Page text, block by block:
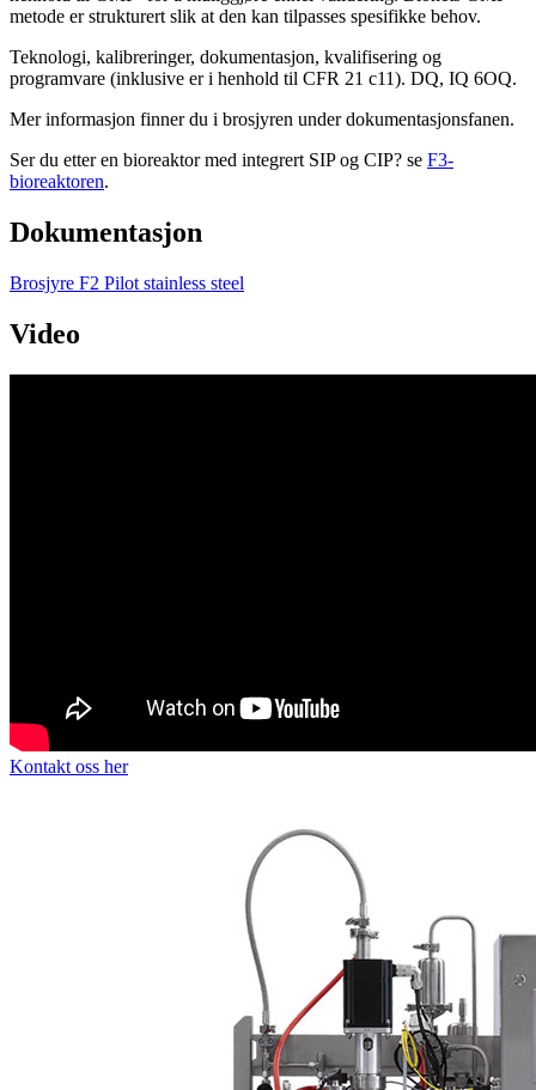
metode er strukturert slik at den kan tilpasses spesifikke behov.
Teknologi, kalibreringer, dokumentasjon, kvalifisering og
programvare (inklusive er i henhold til CFR 21 c11). DQ, IQ 6OQ.
Mer informasjon finner du i brosjyren under dokumentasjonsfanen.
Ser du etter en bioreaktor med integrert SIP og CIP? se F3-
bioreaktoren.
Dokumentasjon
Brosjyre F2 Pilot stainless steel
Video
Kontakt oss her